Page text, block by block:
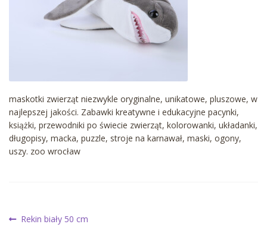
maskotki zwierząt niezwykle oryginalne, unikatowe, pluszowe, w
najlepszej jakości. Zabawki kreatywne i edukacyjne pacynki,
książki, przewodniki po świecie zwierząt, kolorowanki, układanki,
długopisy, macka, puzzle, stroje na karnawał, maski, ogony,
uszy. zoo wrocław
Nawigacja
Poprzedni
Rekin biały 50 cm